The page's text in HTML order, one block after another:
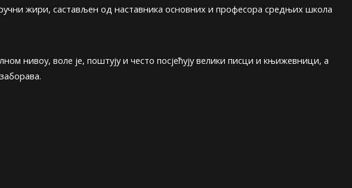
жири, састављен од наставника основних и професора средњих школа
нивоу, воле је, поштују и често посјећују велики писци и књижевници, а